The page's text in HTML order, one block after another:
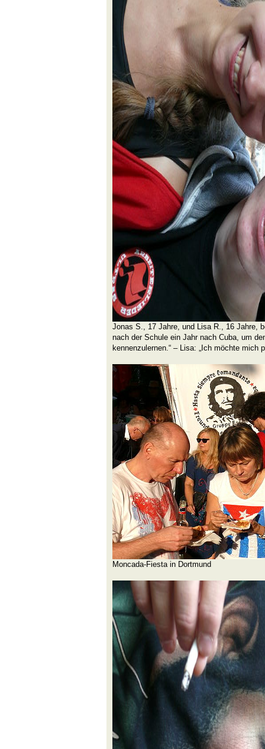
Jonas S., 17 Jahre, und Lisa R., 16 Jahre,
nach der Schule ein Jahr nach Cuba, um
kennenzulernen.“ – Lisa: „Ich möchte mich
Moncada-Fiesta in Dortmund